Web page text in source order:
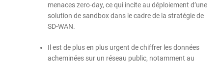
menaces zero-day, ce qui incite au déploiement d’une
solution de sandbox dans le cadre de la stratégie de
SD-WAN.
Il est de plus en plus urgent de chiffrer les données
acheminées sur un réseau public, notamment au